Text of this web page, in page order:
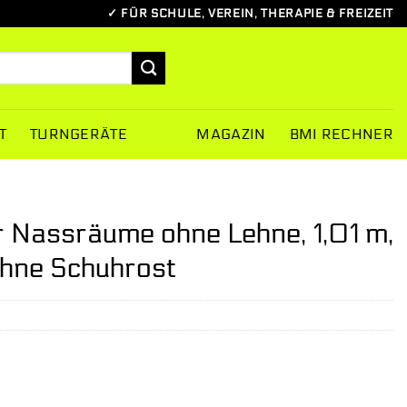
✓ FÜR SCHULE, VEREIN, THERAPIE & FREIZEIT
TURNGERÄTE MAGAZIN BMI RECHNER
ohne Lehne, 1,01 m,
Schuhrost